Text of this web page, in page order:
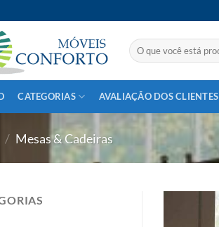
Pesquisar
por:
CATEGORIAS AVALIAÇÃO DOS CLIENTES
/ Mesas & Cadeiras